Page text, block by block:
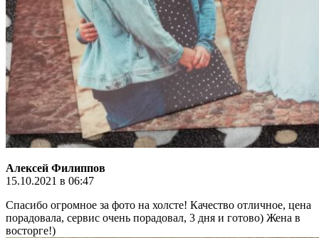
Алексей Филиппов
15.10.2021 в 06:47
Спасибо огромное за фото на холсте! Качество отличное, цена
порадовала, сервис очень порадовал, 3 дня и готово) Жена в
восторге!)